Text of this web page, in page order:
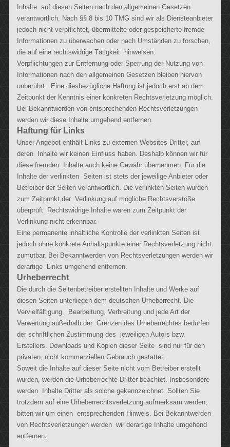
Inhalte auf diesen Seiten nach den allgemeinen Gesetzen
verantwortlich. Nach §§ 8 bis 10 TMG sind wir als Diensteanbieter
jedoch nicht verpflichtet, übermittelte oder gespeicherte fremde
Informationen zu überwachen oder nach Umständen zu forschen,
die auf eine rechtswidrige Tätigkeit hinweisen.
Verpflichtungen zur Entfernung oder Sperrung der Nutzung von
Informationen nach den allgemeinen Gesetzen bleiben hiervon
unberührt. Eine diesbezügliche Haftung ist jedoch erst ab dem
Zeitpunkt der Kenntnis einer konkreten Rechtsverletzung möglich.
Bei Bekanntwerden von entsprechenden Rechtsverletzungen
werden wir diese Inhalte umgehend entfernen.
Haftung für Links
Unser Angebot enthält Links zu externen Websites Dritter, auf
deren Inhalte wir keinen Einfluss haben. Deshalb können wir für
diese fremden Inhalte auch keine Gewähr übernehmen. Für die
Inhalte der verlinkten Seiten ist stets der jeweilige Anbieter oder
Betreiber der Seiten verantwortlich. Die verlinkten Seiten wurden
zum Zeitpunkt der Verlinkung auf mögliche Rechtsverstöße
überprüft. Rechtswidrige Inhalte waren zum Zeitpunkt der
Verlinkung nicht erkennbar.
Eine permanente inhaltliche Kontrolle der verlinkten Seiten ist
jedoch ohne konkrete Anhaltspunkte einer Rechtsverletzung nicht
zumutbar. Bei Bekanntwerden von Rechtsverletzungen werden wir
derartige Links umgehend entfernen.
Urheberrecht
Die durch die Seitenbetreiber erstellten Inhalte und Werke auf
diesen Seiten unterliegen dem deutschen Urheberrecht. Die
Vervielfältigung, Bearbeitung, Verbreitung und jede Art der
Verwertung außerhalb der Grenzen des Urheberrechtes bedürfen
der schriftlichen Zustimmung des jeweiligen Autors bzw.
Erstellers. Downloads und Kopien dieser Seite sind nur für den
privaten, nicht kommerziellen Gebrauch gestattet.
Soweit die Inhalte auf dieser Seite nicht vom Betreiber erstellt
wurden, werden die Urheberrechte Dritter beachtet. Insbesondere
werden Inhalte Dritter als solche gekennzeichnet. Sollten Sie
trotzdem auf eine Urheberrechtsverletzung aufmerksam werden,
bitten wir um einen entsprechenden Hinweis. Bei Bekanntwerden
von Rechtsverletzungen werden wir derartige Inhalte umgehend
entfernen.